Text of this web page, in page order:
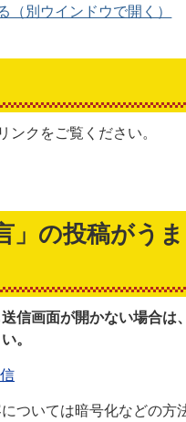
別ウインドウで開く）
クをご覧ください。
」の投稿がう
信画面が開かない場合は
。
ついては暗号化などの方